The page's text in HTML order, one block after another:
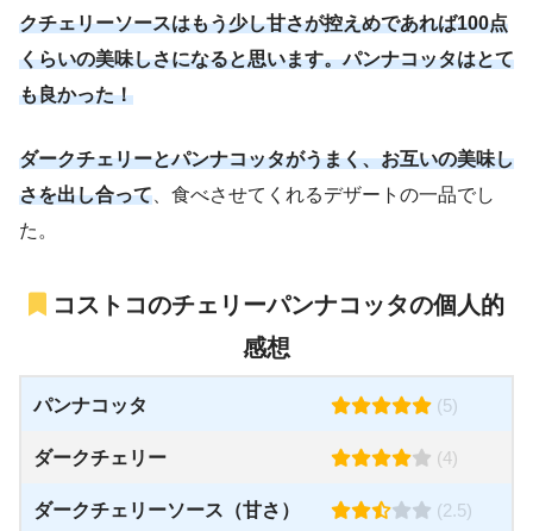
クチェリーソースはもう少し甘さが控えめであれば100点
くらいの美味しさになると思います。パンナコッタはとて
も良かった！
ダークチェリーとパンナコッタがうまく、お互いの美味し
さを出し合って、食べさせてくれるデザートの一品でし
た。
コストコのチェリーパンナコッタの個人的
感想
パンナコッタ (5)
ダークチェリー (4)
ダークチェリーソース（甘さ） (2.5)